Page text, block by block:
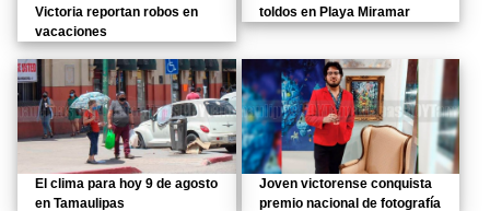
Victoria reportan robos en
vacaciones
toldos en Playa Miramar
El clima para hoy 9 de agosto
en Tamaulipas
Joven victorense conquista
premio nacional de fotografía